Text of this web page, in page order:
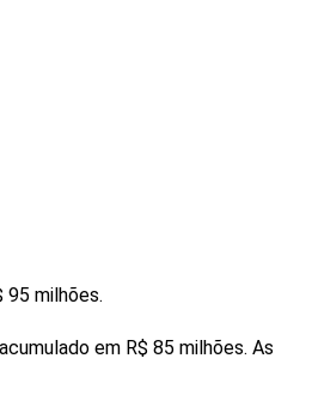
95 milhões.
em R$ 85 milhões. As